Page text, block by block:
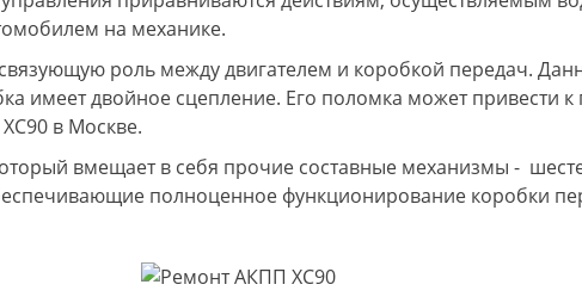
на механике.
роль между двигателем и коробкой передач.
имеет двойное сцепление. Его поломка может привести
в Москве.
вмещает в себя прочие составные механизмы -
полноценное функционирование коробки